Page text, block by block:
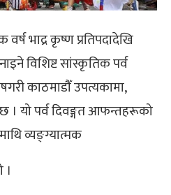
वर्ष भाद्र कृष्ण प्रतिपदादेखि
विशिष्ट सांस्कृतिक पर्व
काठमाडौँ उपत्यकामा,
। यो पर्व दिवङ्गत आफन्तहरूको
व्यङ्ग्यात्मक